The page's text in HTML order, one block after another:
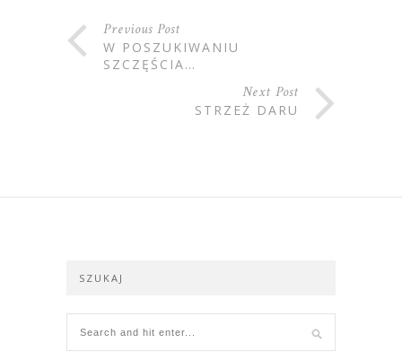
Previous Post
W POSZUKIWANIU
SZCZĘŚCIA…
Next Post
STRZEŻ DARU
SZUKAJ